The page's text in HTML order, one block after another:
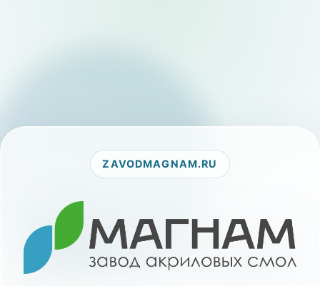
ZAVODMAGNAM.RU